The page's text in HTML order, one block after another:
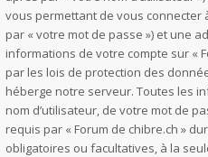
vous permettant de vous connecter
par « votre mot de passe ») et une
informations de votre compte sur «
par les lois de protection des
héberge notre serveur. Toutes les
nom d’utilisateur, de votre mot de
requis par « Forum de chibre.ch »
obligatoires ou facultatives, à la